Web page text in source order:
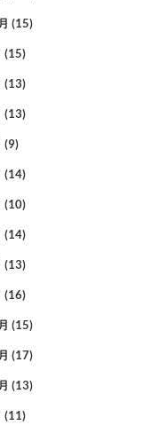
(15)
(15)
(13)
(13)
(9)
(14)
(10)
(14)
(13)
(16)
(15)
(17)
(13)
(11)